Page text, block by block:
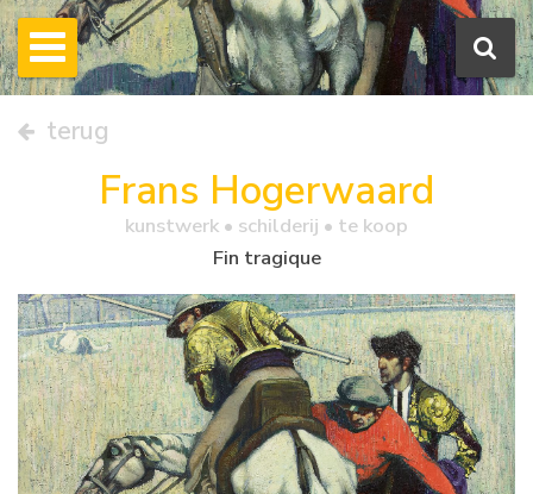
terug
Frans Hogerwaard
kunstwerk • schilderij • te koop
Fin tragique